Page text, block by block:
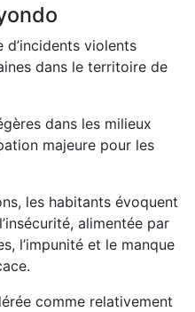
d’incidents violents
dans le territoire de
dans les milieux
majeure pour les
les habitants évoquent
alimentée par
l’impunité et le manque
comme relativement